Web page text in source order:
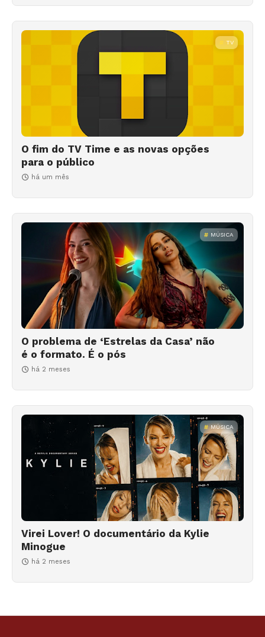
TV
O fim do TV Time e as novas opções
para o público
há um mês
MÚSICA
O problema de ‘Estrelas da Casa’ não
é o formato. É o pós
há 2 meses
MÚSICA
Virei Lover! O documentário da Kylie
Minogue
há 2 meses